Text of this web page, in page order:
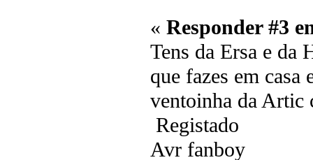
« Responder #3
Tens da Ersa e da
que fazes em
ventoinha da
Registado
Avr fanboy